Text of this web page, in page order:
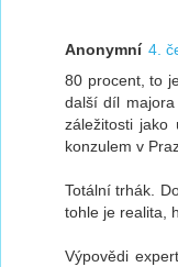
Anonymní 4.
80 procent, to
další díl
záležitosti jako
konzulem v
Totální trhák.
tohle je realita,
Výpovědi